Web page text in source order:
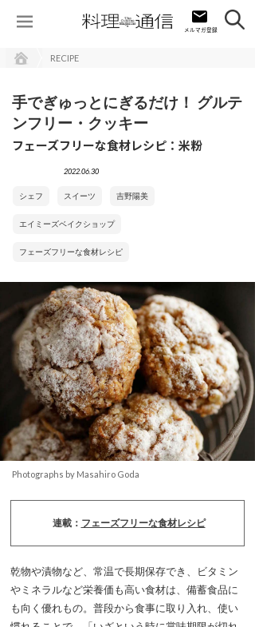
RECIPE
手でぎゅっとにぎるだけ！ グルテ
ンフリー・クッキー
フェーズフリーな食材レシピ：米粉
2022.06.30
シェフ スイーツ 吉野陽美
エイミーズベイクショップ
フェーズフリーな食材レシピ
Photographs by Masahiro Goda
連載： フェーズフリーな食材レシピ
乾物や漬物など、常温で長期保存でき、ビタミン
やミネラルなど栄養価も高い食材は、備蓄食品に
も向く優れもの。普段から食事に取り入れ、使い